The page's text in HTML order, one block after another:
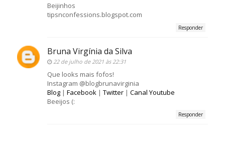
Beijinhos
tipsnconfessions.blogspot.com
Responder
Bruna Virgínia da Silva
22 de julho de 2021 às 22:31
Que looks mais fofos!
Instagram @blogbrunavirginia
Blog| Facebook| Twitter| Canal Youtube
Beeijos (:
Responder